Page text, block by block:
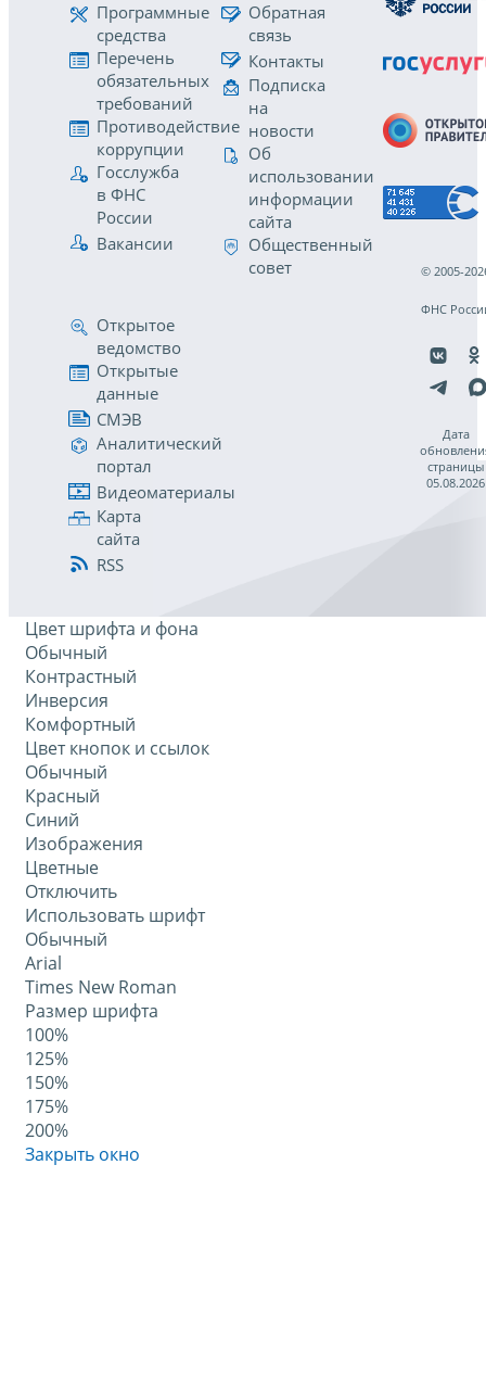
Программные
средства
Перечень
обязательных
требований
Противодействие
коррупции
Госслужба
в ФНС
России
Вакансии
Обратная
связь
Контакты
Подписка
на
новости
Об
использовании
информации
сайта
Общественный
совет
Открытое
ведомство
Открытые
данные
СМЭВ
Аналитический
портал
Видеоматериалы
Карта
сайта
RSS
© 2005-
ФНС
Дата
страницы
05.08.2026
Цвет шрифта и фона
Обычный
Контрастный
Инверсия
Комфортный
Цвет кнопок и ссылок
Обычный
Красный
Синий
Изображения
Цветные
Отключить
Использовать шрифт
Обычный
Arial
Times New Roman
Размер шрифта
100%
125%
150%
175%
200%
Закрыть окно